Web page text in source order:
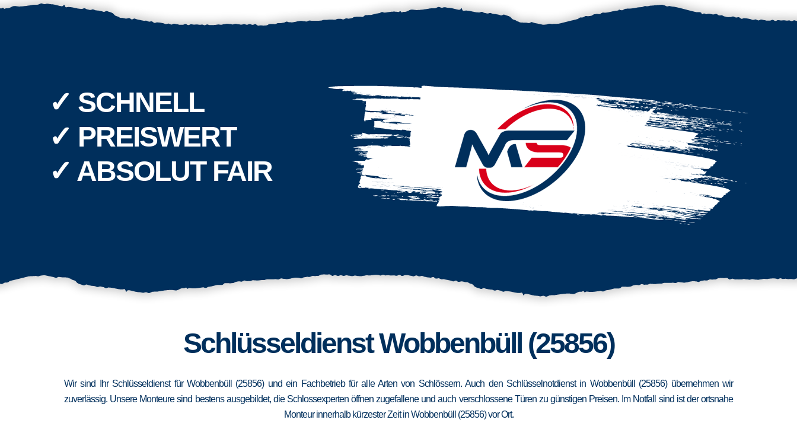
✓ SCHNELL
✓ PREISWERT
✓ ABSOLUT FAIR
Schlüsseldienst Wobbenbüll (25856)
Wir sind Ihr Schlüsseldienst für Wobbenbüll (25856) und ein Fachbetrieb für alle Arten von Schlössern. Auch den Schlüsselnotdienst in Wobbenbüll (25856) übernehmen wir
zuverlässig. Unsere Monteure sind bestens ausgebildet, die Schlossexperten öffnen zugefallene und auch verschlossene Türen zu günstigen Preisen. Im Notfall sind ist der ortsnahe
Monteur innerhalb kürzester Zeit in Wobbenbüll (25856) vor Ort.